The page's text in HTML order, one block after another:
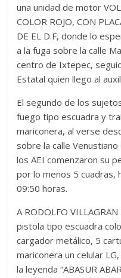
una unidad de motor
COLOR ROJO, CON
DE EL D.F, donde lo
a la fuga sobre la calle
centro de Ixtepec,
Estatal quien llego al
El segundo de los
fuego tipo escuadra y
mariconera, al verse
sobre la calle
los AEI comenzaron su
por lo menos 5 cuadras,
09:50 horas.
A RODOLFO
pistola tipo escuadra
cargador metálico, 5
mariconera un celular
la leyenda “ABASUR